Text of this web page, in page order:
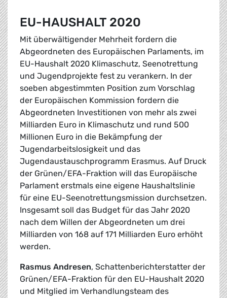
EU-HAUSHALT 2020
Mit überwältigender Mehrheit fordern die
Abgeordneten des Europäischen Parlaments, im
EU-Haushalt 2020 Klimaschutz, Seenotrettung
und Jugendprojekte fest zu verankern. In der
soeben abgestimmten Position zum Vorschlag
der Europäischen Kommission fordern die
Abgeordneten Investitionen von mehr als zwei
Milliarden Euro in Klimaschutz und rund 500
Millionen Euro in die Bekämpfung der
Jugendarbeitslosigkeit und das
Jugendaustauschprogramm Erasmus. Auf Druck
der Grünen/EFA-Fraktion will das Europäische
Parlament erstmals eine eigene Haushaltslinie
für eine EU-Seenotrettungsmission durchsetzen.
Insgesamt soll das Budget für das Jahr 2020
nach dem Willen der Abgeordneten um drei
Milliarden von 168 auf 171 Milliarden Euro erhöht
werden.
Rasmus Andresen, Schattenberichterstatter der
Grünen/EFA-Fraktion für den EU-Haushalt 2020
und Mitglied im Verhandlungsteam des